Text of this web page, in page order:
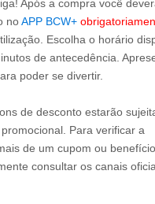
Após a compra você
noAPP BCW+
Escolha o horário
de antecedência.
poder se divertir.
de desconto estarão
Para verificar a
de um cupom ou benefício
consultar os canais